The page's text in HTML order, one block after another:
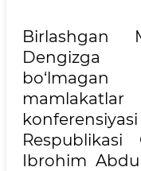
Birlashgan
Dengizga
Respublikasi
Ibrohim